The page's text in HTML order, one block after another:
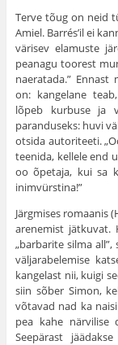
Terve tõug on neid
Amiel. Barrés’il ei
värisev elamuste
peanagu toorest
naera­tada.”
on: kange­lane
lõpeb kurbuse ja
paranduseks: huvi
otsida autoriteeti.
teenida, kellele end
oo õpetaja, kui sa
inimvürstina!”
Järgmises romaanis
arenemist jätkuvat.
„barbarite silma
väljarabelemise
kange­last nii, kuigi
siin sõber Simon,
võtavad nad ka
pea kahe närvilise
Seepärast